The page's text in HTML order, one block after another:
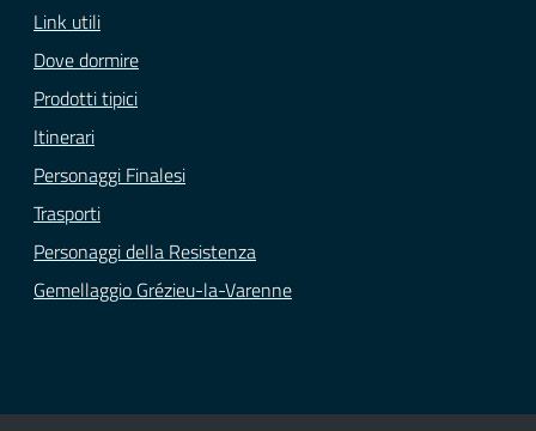
Link utili
Dove dormire
Prodotti tipici
Itinerari
Personaggi Finalesi
Trasporti
Personaggi della Resistenza
Gemellaggio Grézieu-la-Varenne